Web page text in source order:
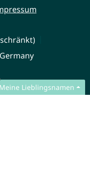
Meine Lieblingsnamen
Germany